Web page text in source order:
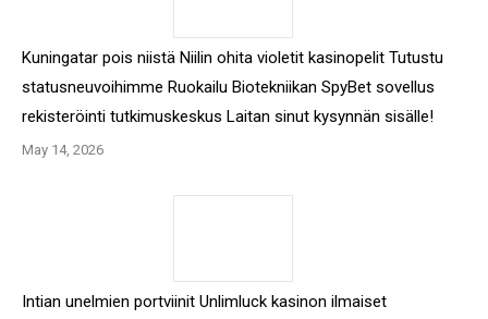
Kuningatar pois niistä Niilin ohita violetit kasinopelit Tutustu
statusneuvoihimme Ruokailu Biotekniikan SpyBet sovellus
rekisteröinti tutkimuskeskus Laitan sinut kysynnän sisälle!
May 14, 2026
Intian unelmien portviinit Unlimluck kasinon ilmaiset